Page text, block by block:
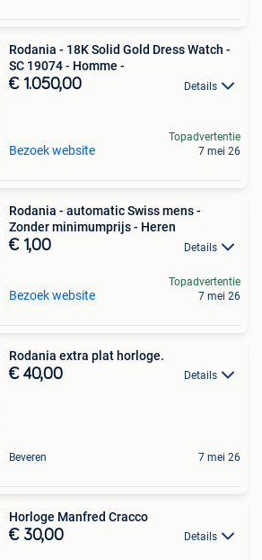
Rodania - 18K Solid Gold Dress Watch -
SC 19074 - Homme -
€ 1.050,00 Details
Bezoek website
Topadvertentie
7 mei 26
Rodania - automatic Swiss mens -
Zonder minimumprijs - Heren
€ 1,00 Details
Bezoek website
Topadvertentie
7 mei 26
Rodania extra plat horloge.
€ 40,00 Details
Beveren 7 mei 26
Horloge Manfred Cracco
€ 30,00 Details